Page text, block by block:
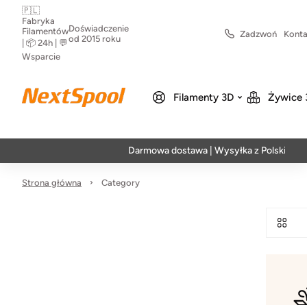
🇵🇱
Fabryka
Filamentów
| 📦 24h | 💬
Wsparcie
Doświadczenie
od 2015 roku
Zadzwoń
Filamenty 3D Żywice
Darmowa dostawa | Wysyłka z Polski |
Strona główna Category